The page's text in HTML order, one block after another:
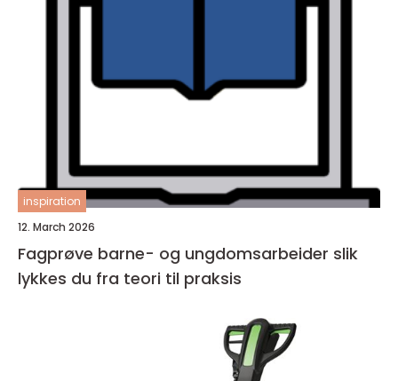
inspiration
12. March 2026
Fagprøve barne- og ungdomsarbeider slik
lykkes du fra teori til praksis